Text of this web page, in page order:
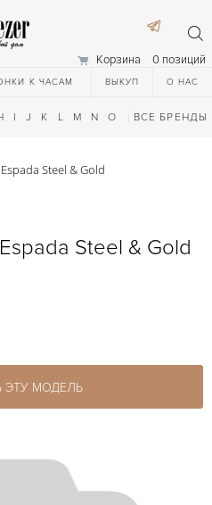
Корзина 0 позиций
К ЧАСАМ ВЫКУП О НАС
I J K L M N O Q R S T
ВСЕ БРЕНДЫ
Steel & Gold
Steel & Gold
ЭТУ МОДЕЛЬ